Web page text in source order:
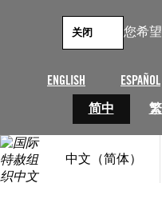
您希
ENGLISH ESPAÑOL
简中
关闭
中文（简体）